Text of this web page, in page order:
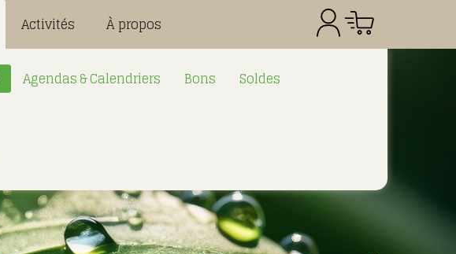
Activités À propos
Agendas & Calendriers Bons Soldes